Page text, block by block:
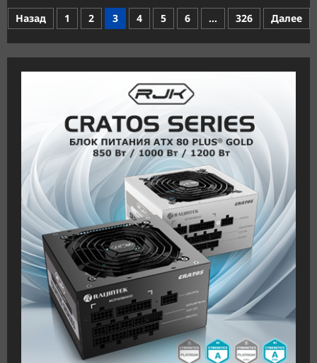
Razer
выпускает
магнитные
частотой
8
Пагинация
записей
Назад 1 2 3 4 5 6 … 326 Далее